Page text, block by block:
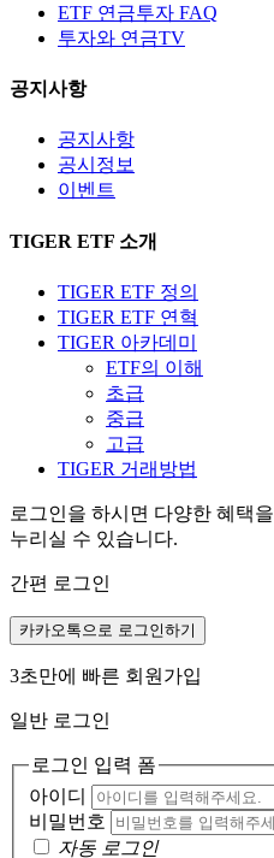
ETF 연금투자 FAQ
투자와 연금TV
공지사항
공지사항
공시정보
이벤트
TIGER ETF 소개
TIGER ETF 정의
TIGER ETF 연혁
TIGER 아카데미
ETF의 이해
초급
중급
고급
TIGER 거래방법
로그인을 하시면 다양한 혜택을
누리실 수 있습니다.
간편 로그인
카카오톡으로 로그인하기
3초만에 빠른 회원가입
일반 로그인
로그인 입력 폼
아이디
비밀번호
자동 로그인